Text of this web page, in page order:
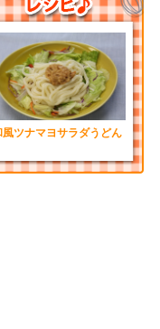
風ツナマヨサラダうどん